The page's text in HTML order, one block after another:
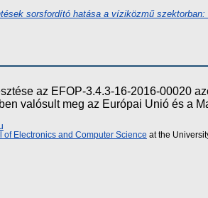
sorsfordító hatása a víziközmű
az EFOP-3.4.3-16-2016-00020
valósult meg az Európai Unió és a
of Electronics and Computer Science at the